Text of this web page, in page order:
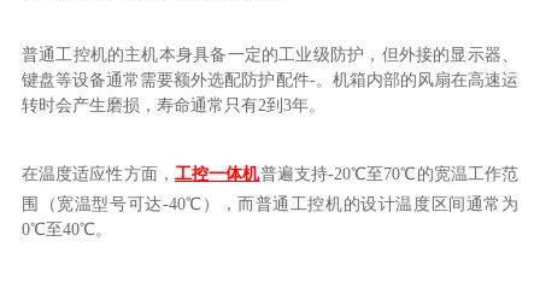
普通工控机的主机本身具备一定的工业级防护，但外接的显示器、
键盘等设备通常需要额外选配防护配件-。机箱内部的风扇在高速运
转时会产生磨损，寿命通常只有2到3年。
在温度适应性方面， 工控一体机普遍支持-20℃至70℃的宽温工作范
围（宽温型号可达-40℃），而普通工控机的设计温度区间通常为
0℃至40℃。